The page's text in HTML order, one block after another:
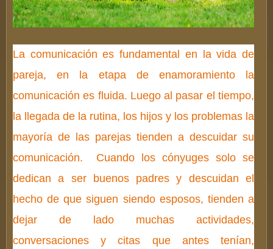
La comunicación es fundamental en la vida de
pareja, en la etapa de enamoramiento la
comunicación es fluida. Luego al pasar el tiempo,
la llegada de la rutina, los hijos y los problemas la
mayoría de las parejas tienden a descuidar su
comunicación. Cuando los cónyuges solo se
dedican a ser buenos padres y descuidan el
hecho de que siguen siendo esposos, tienden a
dejar de lado muchas actividades,
conversaciones y citas que antes tenían,